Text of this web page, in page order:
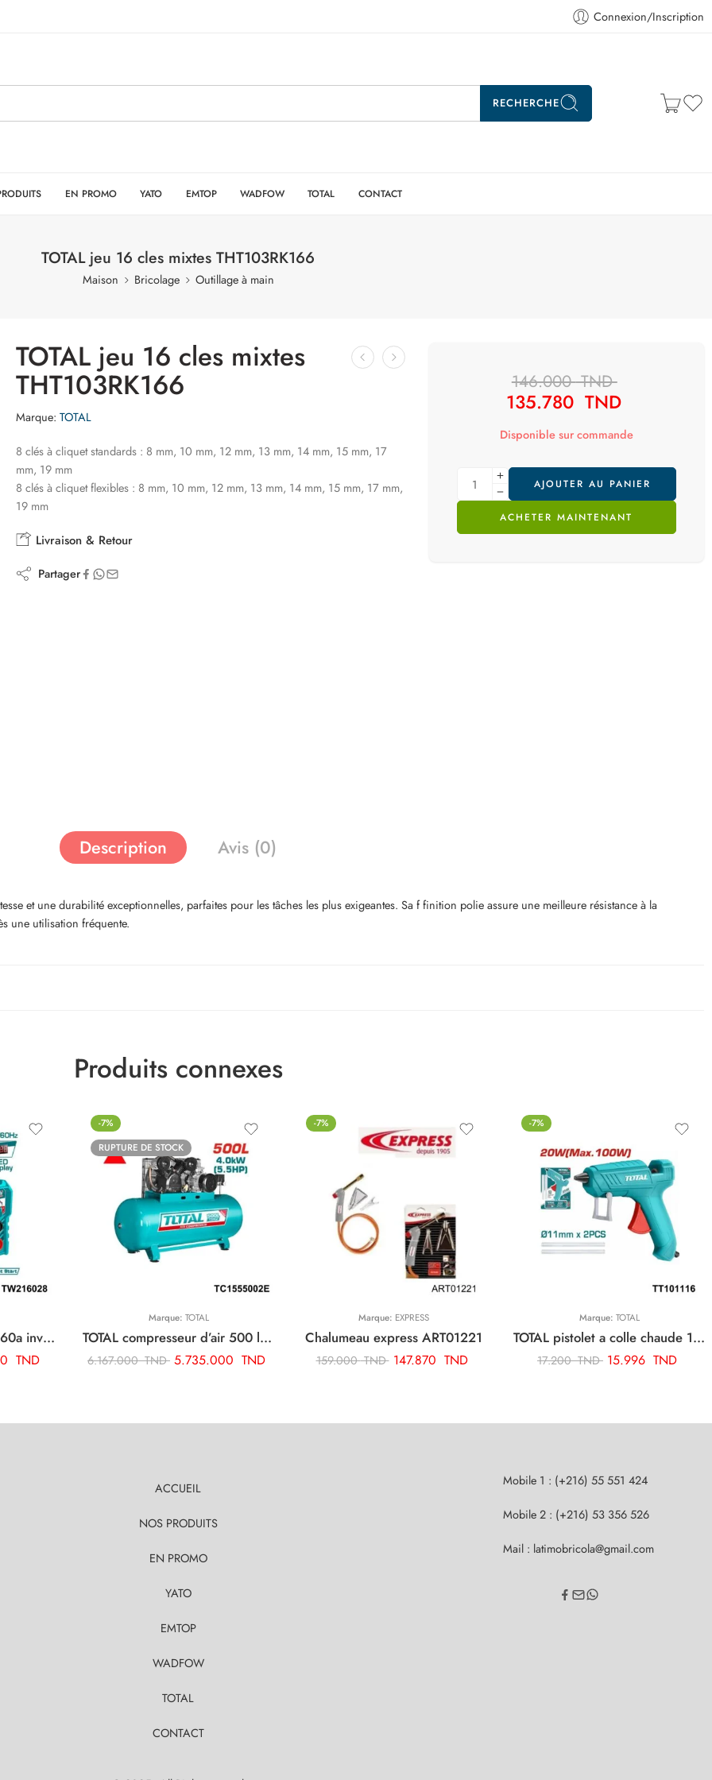
Connexion/Inscription
RECHERCHE
EN PROMO YATO EMTOP WADFOW TOTAL CONTACT
TOTAL jeu 16 cles mixtes THT103RK166
Maison Bricolage Outillage à main
TOTAL jeu 16 cles mixtes
THT103RK166
Marque: TOTAL
8 clés à cliquet standards : 8 mm, 10 mm, 12 mm, 13 mm, 14 mm, 15 mm, 17
mm, 19 mm
8 clés à cliquet flexibles : 8 mm, 10 mm, 12 mm, 13 mm, 14 mm, 15 mm, 17 mm,
19 mm
Livraison & Retour
Partager
146.000TND
135.780 TND
Disponible sur commande
AJOUTER AU PANIER
ACHETER MAINTENANT
Description Avis (0)
et une durabilité exceptionnelles, parfaites pour les tâches les plus exigeantes. Sa f finition polie assure une meilleure résistance à la
une utilisation fréquente.
Produits connexes
TOTAL poste soudure 160a inverter TW216028
TND
-7%
RUPTURE DE STOCK
Marque: TOTAL
TOTAL compresseur d’air 500 litre 5.5hp TC1555002E
6.167.000TND 5.735.000 TND
-7%
Marque: EXPRESS
Chalumeau express ART01221
159.000TND 147.870 TND
-7%
Marque: TOTAL
TOTAL pistolet a colle chaude 100w TT101116
17.200TND 15.996 TND
ACCUEIL
NOS PRODUITS
EN PROMO
YATO
EMTOP
WADFOW
TOTAL
CONTACT
Mobile 1 : (+216) 55 551 424
Mobile 2 : (+216) 53 356 526
Mail : latimobricola@gmail.com